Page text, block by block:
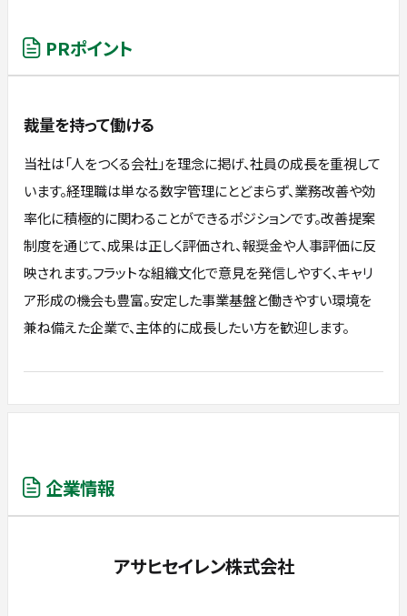
PRポイント
裁量を持って働ける
当社は「人をつくる会社」を理念に掲げ、社員の成長を重視して
います。経理職は単なる数字管理にとどまらず、業務改善や効
率化に積極的に関わることができるポジションです。改善提案
制度を通じて、成果は正しく評価され、報奨金や人事評価に反
映されます。フラットな組織文化で意見を発信しやすく、キャリ
ア形成の機会も豊富。安定した事業基盤と働きやすい環境を
兼ね備えた企業で、主体的に成長したい方を歓迎します。
企業情報
アサヒセイレン株式会社